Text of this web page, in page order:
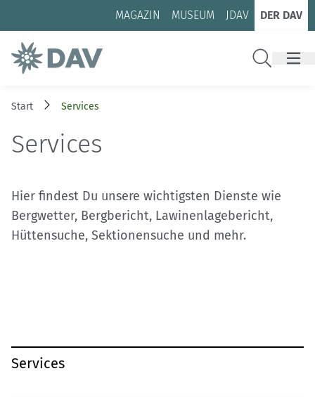
Zum Inhalt
Zur Footer-Navigation
MAGAZIN MUSEUM JDAV DER DAV
Start Services
Services
Hier findest Du unsere wichtigsten Dienste wie
Bergwetter, Bergbericht, Lawinenlagebericht,
Hüttensuche, Sektionensuche und mehr.
Services